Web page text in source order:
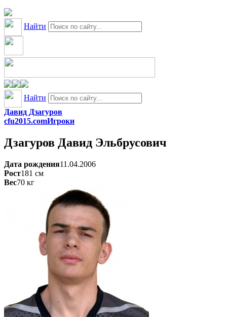
Найти
Найти
Давид Дзагуров
cfu2015.comИгроки
Дзагуров Давид Эльбрусович
Дата рождения11.04.2006
Рост181 см
Вес70 кг